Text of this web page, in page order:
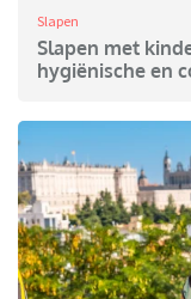
Slapen
Slapen met
hygiënische en